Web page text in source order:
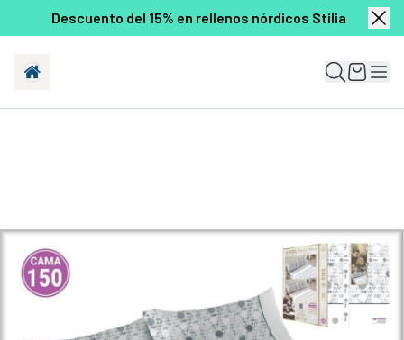
Descuento del 15% en rellenos nórdicos Stilia